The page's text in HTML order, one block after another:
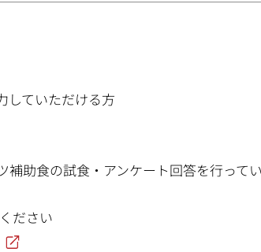
ていただける方
食の試食・アンケート回答を行って
ださい